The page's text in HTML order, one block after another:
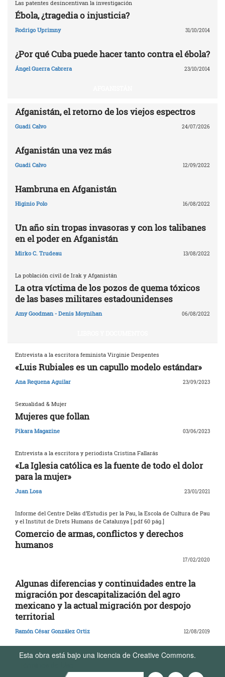
Las patentes desincentivan la investigación
Ébola, ¿tragedia o injusticia?
Rodrigo Uprimny 31/10/2014
¿Por qué Cuba puede hacer tanto contra el ébola?
Ángel Guerra Cabrera 23/10/2014
Afganistán, el retorno de los viejos espectros
Guadi Calvo 24/07/2026
Afganistán una vez más
Guadi Calvo 12/09/2022
Hambruna en Afganistán
Higinio Polo 16/08/2022
Un año sin tropas invasoras y con los talibanes
en el poder en Afganistán
Mirko C. Trudeau 13/08/2022
La población civil de Irak y Afganistán
La otra víctima de los pozos de quema tóxicos
de las bases militares estadounidenses
Amy Goodman - Denis Moynihan 06/08/2022
Entrevista a la escritora feminista Virginie Despentes
«Luis Rubiales es un capullo modelo estándar»
Ana Requena Aguilar 23/09/2023
Sexualidad & Mujer
Mujeres que follan
Pikara Magazine 03/06/2023
Entrevista a la escritora y periodista Cristina Fallarás
«La Iglesia católica es la fuente de todo el dolor
para la mujer»
Juan Losa 23/01/2021
Informe del Centre Delàs d’Estudis per la Pau, la Escola de Cultura de Pau
y el Institut de Drets Humans de Catalunya [.pdf 60 pág.]
Comercio de armas, conflictos y derechos
humanos
17/02/2020
Algunas diferencias y continuidades entre la
migración por descapitalización del agro
mexicano y la actual migración por despojo
territorial
Ramón César González Ortiz 12/08/2019
Esta obra está bajo una licencia de Creative Commons.